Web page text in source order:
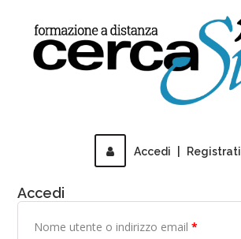
Accedi Registrati
Accedi
Nome utente o indirizzo email*